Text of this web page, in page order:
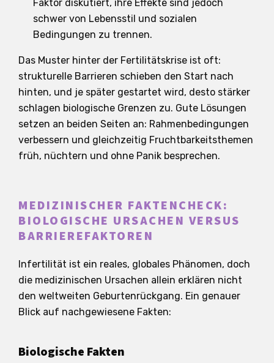
Faktor diskutiert, ihre Effekte sind jedoch
schwer von Lebensstil und sozialen
Bedingungen zu trennen.
Das Muster hinter der Fertilitätskrise ist oft:
strukturelle Barrieren schieben den Start nach
hinten, und je später gestartet wird, desto stärker
schlagen biologische Grenzen zu. Gute Lösungen
setzen an beiden Seiten an: Rahmenbedingungen
verbessern und gleichzeitig Fruchtbarkeitsthemen
früh, nüchtern und ohne Panik besprechen.
MEDIZINISCHER FAKTENCHECK:
BIOLOGISCHE URSACHEN VERSUS
BARRIEREFAKTOREN
Infertilität ist ein reales, globales Phänomen, doch
die medizinischen Ursachen allein erklären nicht
den weltweiten Geburtenrückgang. Ein genauer
Blick auf nachgewiesene Fakten:
Biologische Fakten